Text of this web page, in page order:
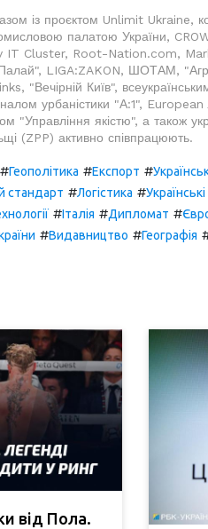
із проєктом Unlimit Ukraine,
палатою України,
Cluster, Root-Nation.com,
LIGA:ZAKON, ШОТАМ,
"Вечірній Київ",
урбаністики "А:1",
"Управління якістю", а також
(ZPP) активно співпрацюють.
#Геополітика #Експорт #
стандарт #Логістика #
#Італія #Дипломат #
#Видавництво #Географія
від Пола.